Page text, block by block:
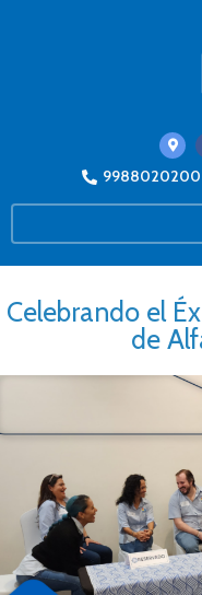
9988020200
Celebrando el
de